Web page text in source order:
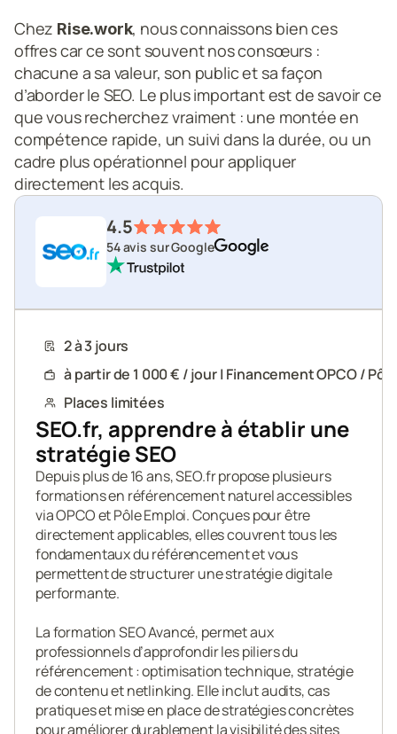
Chez Rise.work, nous connaissons bien ces
offres car ce sont souvent nos consœurs :
chacune a sa valeur, son public et sa façon
d’aborder le SEO. Le plus important est de savoir ce
que vous recherchez vraiment : une montée en
compétence rapide, un suivi dans la durée, ou un
cadre plus opérationnel pour appliquer
directement les acquis.
4.5
54 avis sur Google
2 à 3 jours
à partir de 1 000 € / jour | Financement OPCO /
Places limitées
SEO.fr, apprendre à établir une
stratégie SEO
Depuis plus de 16 ans, SEO.fr propose plusieurs
formations en référencement naturel accessibles
via OPCO et Pôle Emploi. Conçues pour être
directement applicables, elles couvrent tous les
fondamentaux du référencement et vous
permettent de structurer une stratégie digitale
performante.
La formation SEO Avancé, permet aux
professionnels d’approfondir les piliers du
référencement : optimisation technique, stratégie
de contenu et netlinking. Elle inclut audits, cas
pratiques et mise en place de stratégies concrètes
pour améliorer durablement la visibilité des sites